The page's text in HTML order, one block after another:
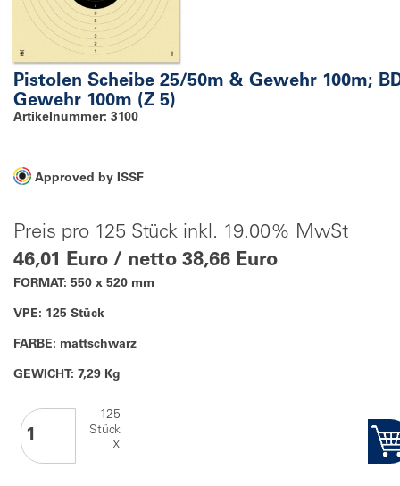
Pistolen Scheibe 25/50m & Gewehr 100m;
Gewehr 100m (Z 5)
Artikelnummer: 3100
Approved by ISSF
Preis pro 125 Stück inkl. 19.00% MwSt
46,01 Euro / netto 38,66 Euro
FORMAT: 550 x 520 mm
VPE: 125 Stück
FARBE: mattschwarz
GEWICHT: 7,29 Kg
125
Stück
X